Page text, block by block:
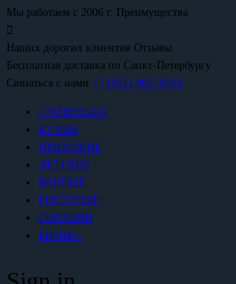
Мы работаем с 2006 г. Преимущества
Наших дорогих клиентов Отзывы
Бесплатная доставка по Санкт-Петербургу
Связаться с нами +7 (921) 965-30-61
+79219565441
КУХНИ
ПРИХОЖИЕ
ДЕТСКИЕ
ВАННЫЕ
ГОСТИНЫЕ
СПАЛЬНИ
БИЗНЕС